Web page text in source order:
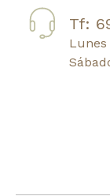
Tf:
Lunes